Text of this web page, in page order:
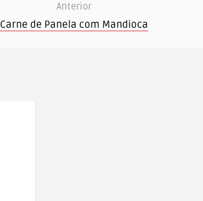
Anterior
Carne de Panela com Mandioca